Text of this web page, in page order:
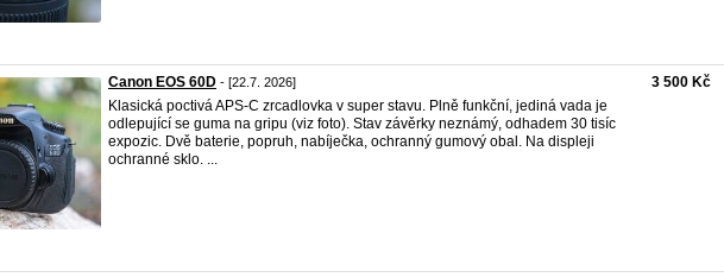
Canon EOS 60D - [22.7. 2026]
Klasická poctivá APS-C zrcadlovka v super stavu. Plně funkční, jediná vada je
odlepující se guma na gripu (viz foto). Stav závěrky neznámý, odhadem 30 tisíc
expozic. Dvě baterie, popruh, nabíječka, ochranný gumový obal. Na displeji
ochranné sklo. ...
3 500 Kč